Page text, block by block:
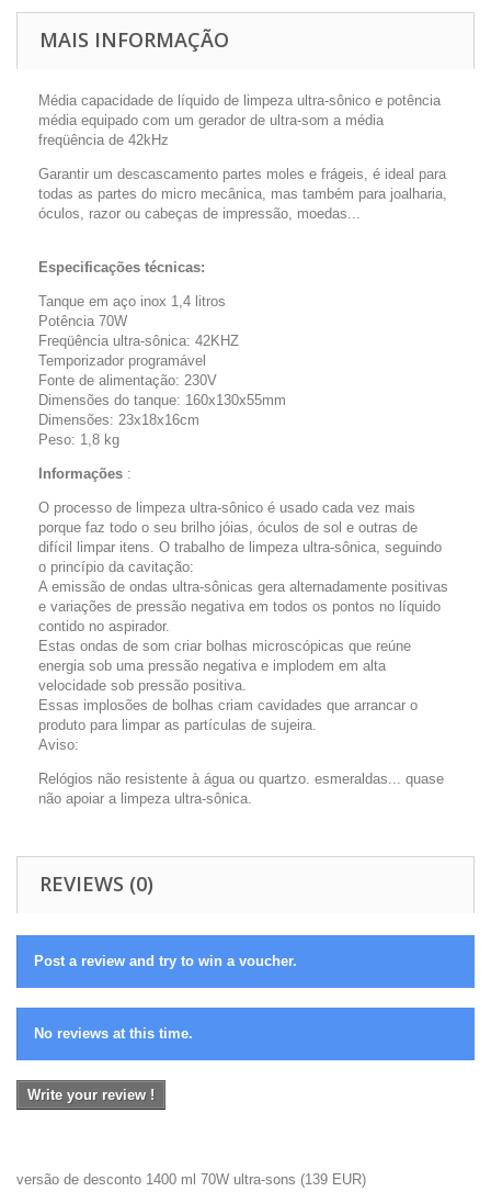
MAIS INFORMAÇÃO
Média capacidade de líquido de limpeza ultra-sônico e potência
média equipado com um gerador de ultra-som a média
freqüência de 42kHz
Garantir um descascamento partes moles e frágeis, é ideal para
todas as partes do micro mecânica, mas também para joalharia,
óculos, razor ou cabeças de impressão, moedas...
Especificações técnicas:
Tanque em aço inox 1,4 litros
Potência 70W
Freqüência ultra-sônica: 42KHZ
Temporizador programável
Fonte de alimentação: 230V
Dimensões do tanque: 160x130x55mm
Dimensões: 23x18x16cm
Peso: 1,8 kg
Informações :
O processo de limpeza ultra-sônico é usado cada vez mais
porque faz todo o seu brilho jóias, óculos de sol e outras de
difícil limpar itens. O trabalho de limpeza ultra-sônica, seguindo
o princípio da cavitação:
A emissão de ondas ultra-sônicas gera alternadamente positivas
e variações de pressão negativa em todos os pontos no líquido
contido no aspirador.
Estas ondas de som criar bolhas microscópicas que reúne
energia sob uma pressão negativa e implodem em alta
velocidade sob pressão positiva.
Essas implosões de bolhas criam cavidades que arrancar o
produto para limpar as partículas de sujeira.
Aviso:
Relógios não resistente à água ou quartzo. esmeraldas... quase
não apoiar a limpeza ultra-sônica.
REVIEWS (0)
Post a review and try to win a voucher.
No reviews at this time.
Write your review !
versão de desconto 1400 ml 70W ultra-sons (139 EUR)